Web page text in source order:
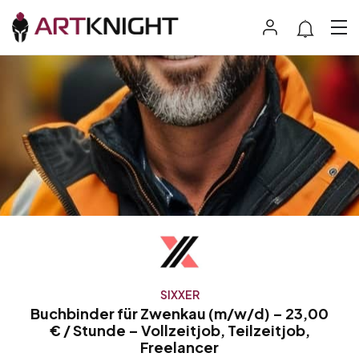
SIXXER
Buchbinder für Zwenkau (m/w/d) – 23,00
€ / Stunde – Vollzeitjob, Teilzeitjob,
Freelancer